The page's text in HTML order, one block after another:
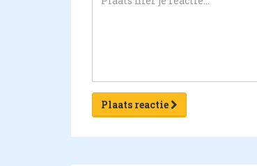
Plaats reactie